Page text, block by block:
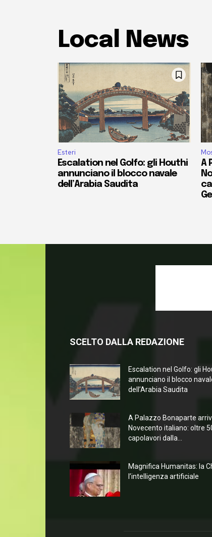
Local News
Esteri
Escalation nel Golfo: gli Houthi
annunciano il blocco navale
dell’Arabia Saudita
A
SCELTO DALLA REDAZIONE
Escalation nel Golfo: gli
annunciano il blocco
dell’Arabia Saudita
A Palazzo Bonaparte
Novecento italiano: oltre
capolavori dalla...
Magnifica Humanitas: la
l’intelligenza artificiale